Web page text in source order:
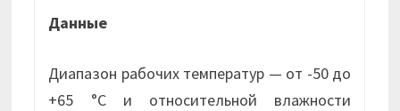
Данные
Диапазон рабочих температур — от -50 до
+65 °С и относительной влажности